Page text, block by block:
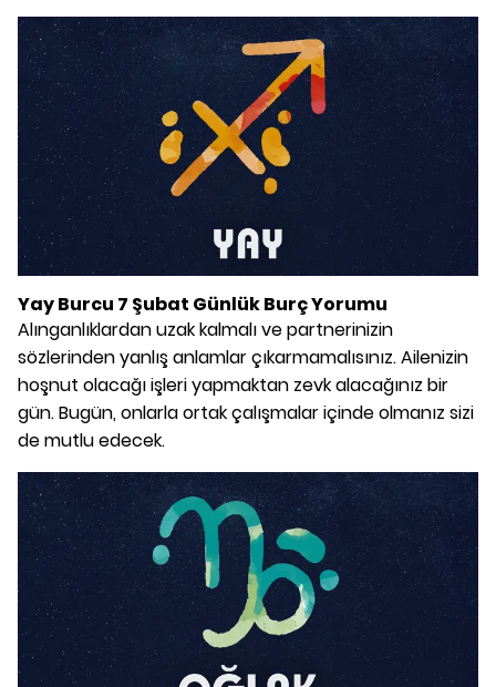
Yay Burcu 7 Şubat Günlük Burç Yorumu
Alınganlıklardan uzak kalmalı ve partnerinizin
sözlerinden yanlış anlamlar çıkarmamalısınız. Ailenizin
hoşnut olacağı işleri yapmaktan zevk alacağınız bir
gün. Bugün, onlarla ortak çalışmalar içinde olmanız sizi
de mutlu edecek.